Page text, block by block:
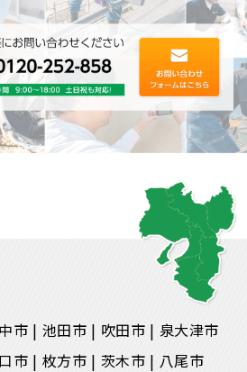
市 池田市 吹田市
泉大津市
市 枚方市 茨木市
八尾市